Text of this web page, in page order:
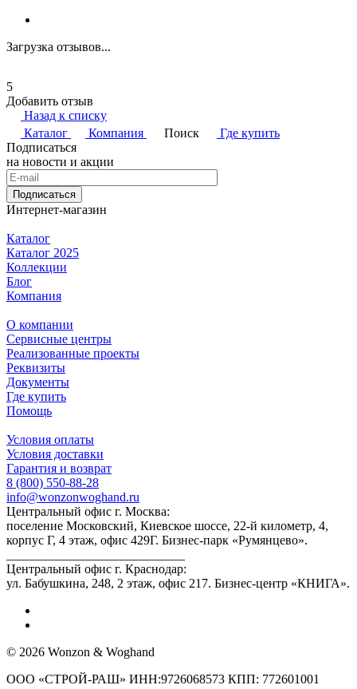
Загрузка отзывов...
5
Добавить отзыв
Назад к списку
Каталог
Компания Поиск
Где купить
Подписаться
на новости и акции
Подписаться
Интернет-магазин
Каталог
Каталог 2025
Коллекции
Блог
Компания
О компании
Сервисные центры
Реализованные проекты
Реквизиты
Документы
Где купить
Помощь
Условия оплаты
Условия доставки
Гарантия и возврат
8 (800) 550-88-28
info@wonzonwoghand.ru
Центральный офис г. Москва:
поселение Московский, Киевское шоссе, 22-й километр, 4,
корпус Г, 4 этаж, офис 429Г. Бизнес-парк «Румянцево».
Центральный офис г. Краснодар:
ул. Бабушкина, 248, 2 этаж, офис 217. Бизнес-центр «КНИГА».
© 2026 Wonzon & Woghand
ООО «СТРОЙ-РАШ» ИНН:9726068573 КПП: 772601001